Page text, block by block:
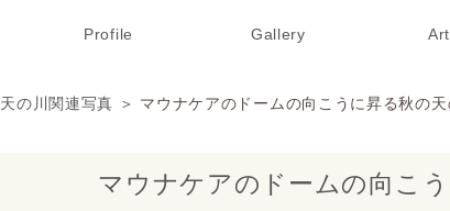
Profile Gallery
天の川関連写真 ＞ マウナケアのドームの向こうに昇る秋の天
マウナケアのドームの向こ